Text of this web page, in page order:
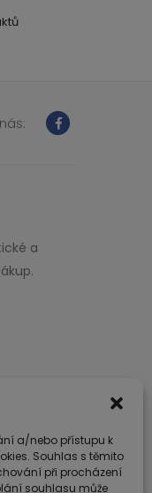
a/nebo přístupu k
Souhlas s těmito
při procházení
souhlasu může
a